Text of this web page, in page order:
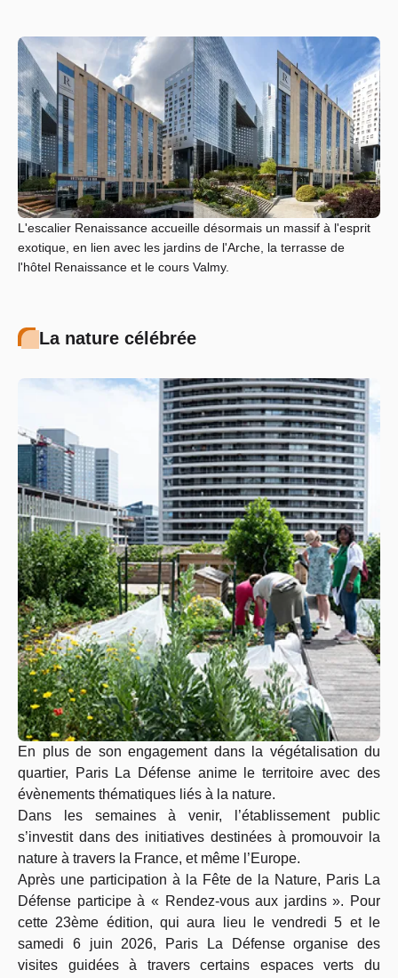
L'escalier Renaissance accueille désormais un massif à l'esprit
exotique, en lien avec les jardins de l'Arche, la terrasse de
l'hôtel Renaissance et le cours Valmy.
La nature célébrée
En plus de son engagement dans la végétalisation du
quartier, Paris La Défense anime le territoire avec des
évènements thématiques liés à la nature.
Dans les semaines à venir, l’établissement public
s’investit dans des initiatives destinées à promouvoir la
nature à travers la France, et même l’Europe.
Après une participation à la Fête de la Nature, Paris La
Défense participeà « Rendez-vous aux jardins ». Pour
cette 23ème édition, qui aura lieu le vendredi 5 et le
samedi 6 juin 2026, Paris La Défense organise des
visites guidées à travers certains espaces verts du